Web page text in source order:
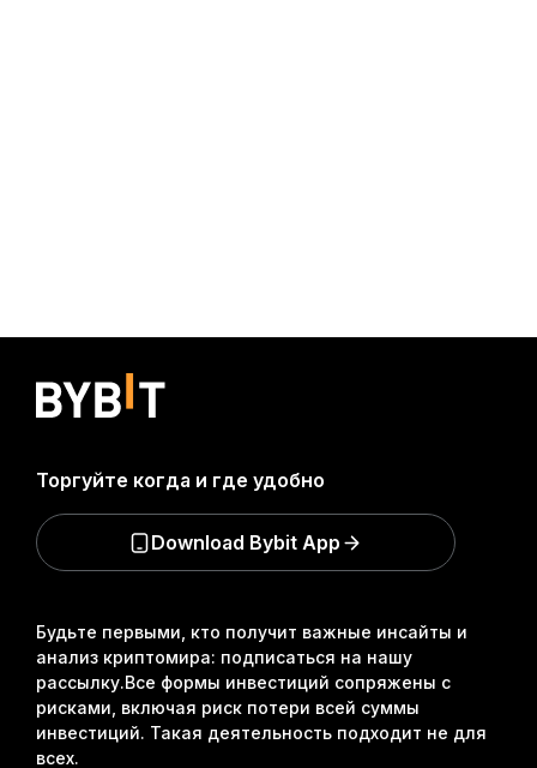
Будьте первыми, кто получит важные инсайты и
анализ криптомира: подписаться на нашу
рассылку.Все формы инвестиций сопряжены с
рисками, включая риск потери всей суммы
инвестиций. Такая деятельность подходит не для
всех.
Торгуйте когда и где удобно
Download Bybit App